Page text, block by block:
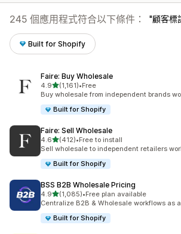
245 個應用程式符合以下條件： 顧客標
Built for Shopify
Faire: Buy Wholesale
4.9滿分 5 顆星
(1,161)
共有 1161 則評價
•Free
Buy wholesale from independent brands
Built for Shopify
Faire: Sell Wholesale
4.6滿分 5 顆星
(412)
共有 412 則評價
•Free to install
Sell wholesale to independent retailers
Built for Shopify
BSS B2B Wholesale Pricing
4.9滿分 5 顆星
(1,085)
共有 1085 則評價
•Free plan available
Centralize B2B & Wholesale workflows as
Built for Shopify